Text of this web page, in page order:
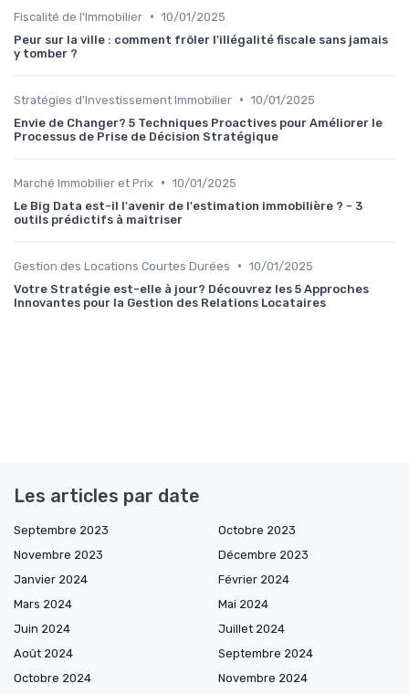
Fiscalité de l'Immobilier • 10/01/2025
Peur sur la ville : comment frôler l'illégalité fiscale sans jamais
y tomber ?
Stratégies d'Investissement Immobilier • 10/01/2025
Envie de Changer? 5 Techniques Proactives pour Améliorer le
Processus de Prise de Décision Stratégique
Marché Immobilier et Prix • 10/01/2025
Le Big Data est-il l'avenir de l'estimation immobilière ? - 3
outils prédictifs à maîtriser
Gestion des Locations Courtes Durées • 10/01/2025
Votre Stratégie est-elle à jour? Découvrez les 5 Approches
Innovantes pour la Gestion des Relations Locataires
Les articles par date
Septembre 2023
Octobre 2023
Novembre 2023
Décembre 2023
Janvier 2024
Février 2024
Mars 2024
Mai 2024
Juin 2024
Juillet 2024
Août 2024
Septembre 2024
Octobre 2024
Novembre 2024